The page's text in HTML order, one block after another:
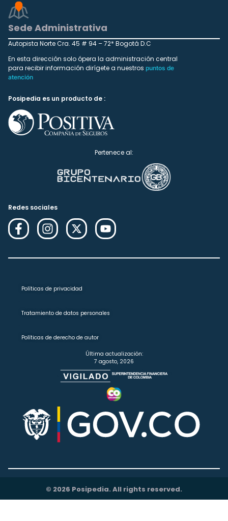
Sede Administrativa
Autopista Norte Cra. 45 # 94 – 72* Bogotá D.C
En esta dirección solo ópera la administración central
para recibir información dirígete a nuestros puntos de
atención
Posipedia es un producto de :
Pertenece al:
Redes sociales
Políticas de privacidad
Tratamiento de datos personales
Políticas de derecho de autor
Última actualización:
7 agosto, 2026
© 2026 Posipedia. All rights reserved.